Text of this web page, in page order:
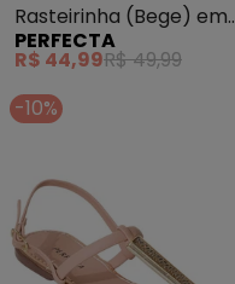
Rasteirinha (Bege) em
Sintético
PERFECTA
R$ 44,99R$ 49,99
-10%